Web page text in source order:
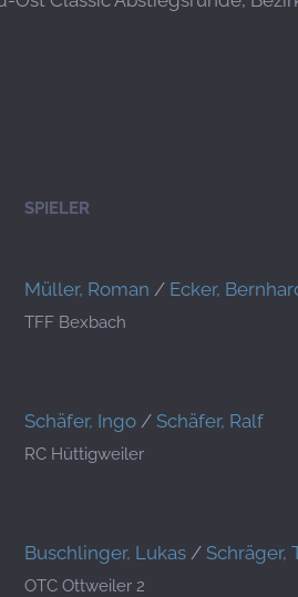
SPIELER
Müller, Roman / Ecker,
TFF Bexbach
Schäfer, Ingo / Schäfer, Ralf
RC Hüttigweiler
Buschlinger, Lukas / Schräger,
OTC Ottweiler 2